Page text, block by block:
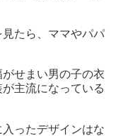
たら、ママやパパ
せまい男の子の衣
主流になっている
ったデザインはな